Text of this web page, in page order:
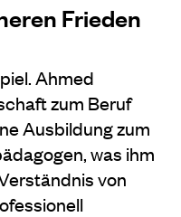
Frieden
Ahmed
zum Beruf
Ausbildung zum
was ihm
von